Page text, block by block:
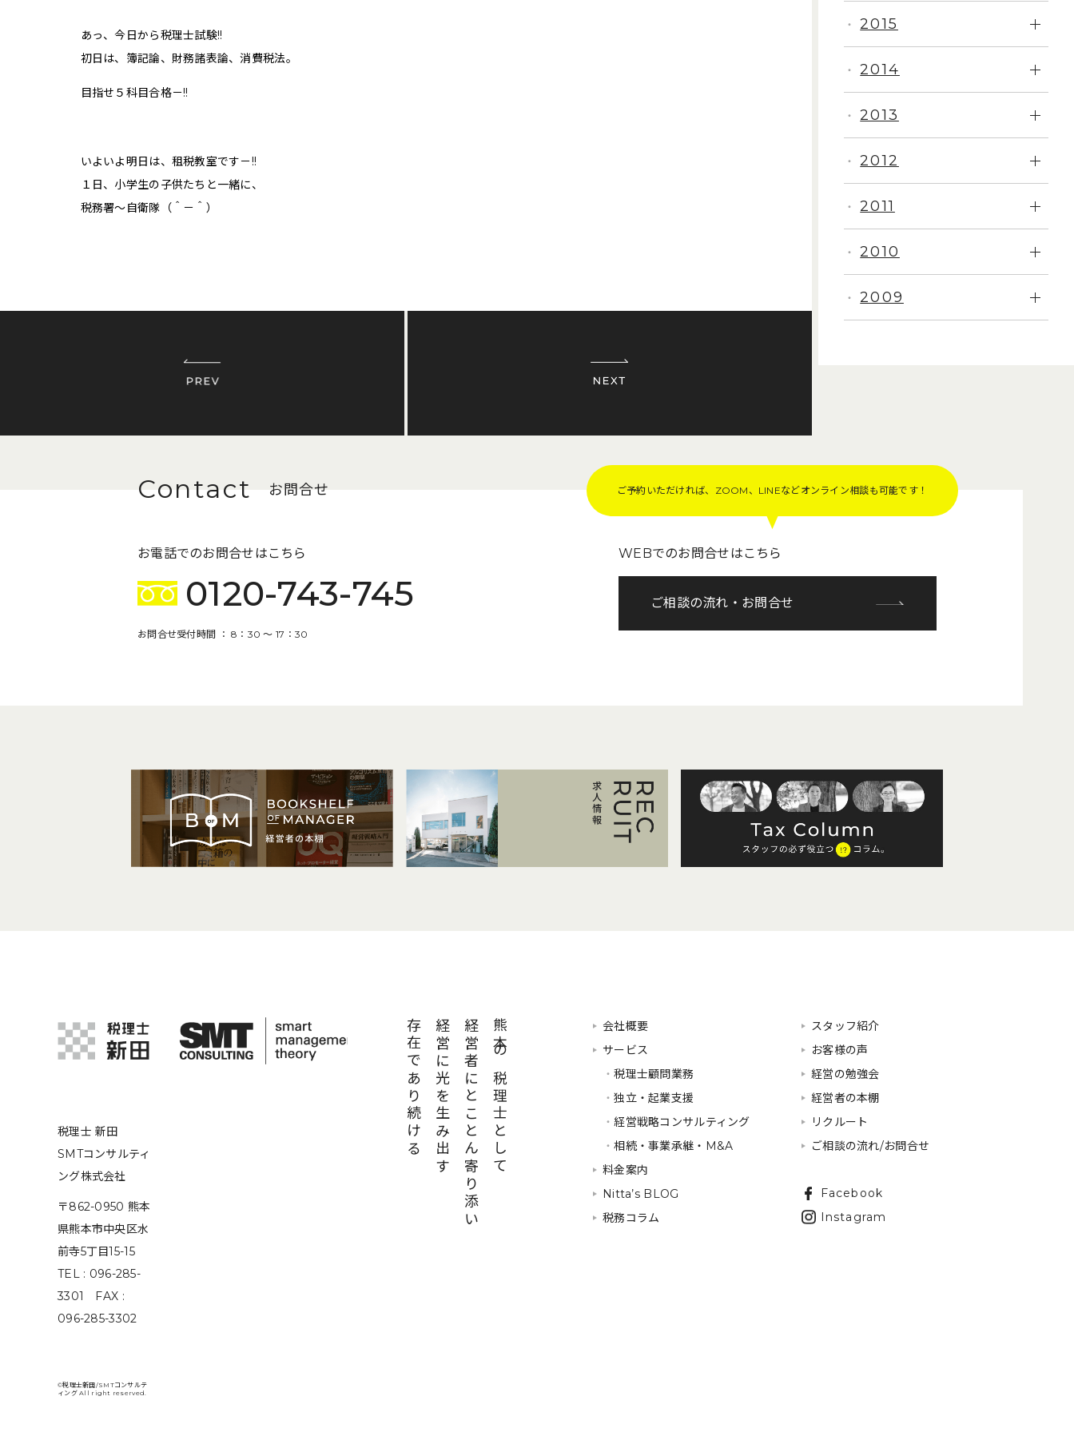
あっ、今日から税理士試験!!
初日は、簿記論、財務諸表論、消費税法。
目指せ５科目合格－!!
いよいよ明日は、租税教室です－!!
１日、小学生の子供たちと一緒に、
税務署〜自衛隊（＾－＾）
・ 2009
・ 2010
・ 2011
・ 2012
・ 2013
・ 2014
・ 2015
お問合せ
お電話でのお問合せはこちら
0120-743-745
お問合せ受付時間 ： 8：30 〜 17：30
WEBでのお問合せはこちら
ご予約いただければ、ZOOM、LINEなどオンライン相談も可能です！
ご相談の流れ・お問合せ
熊本の税理士として
経営者にとことん寄り添い
経営に光を生み出す
存在であり続ける
税理士 新田
SMTコンサルティ
ング株式会社
〒862-0950 熊本
県熊本市中央区水
前寺5丁目15-15
TEL : 096-285-
3301 FAX :
096-285-3302
©税理士新田/SMTコンサルテ
ィング All right reserved.
会社概要
サービス
・税理士顧問業務
・独立・起業支援
・経営戦略コンサルティング
・相続・事業承継・M&A
料金案内
Nitta’s BLOG
税務コラム
スタッフ紹介
お客様の声
経営の勉強会
経営者の本棚
リクルート
ご相談の流れ/お問合せ
Facebook
Instagram